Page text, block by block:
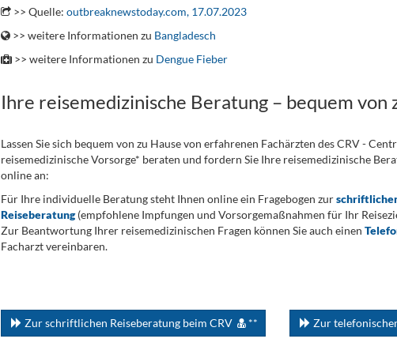
>> Quelle: outbreaknewstoday.com, 17.07.2023
>> weitere Informationen zu Bangladesch
>> weitere Informationen zu Dengue Fieber
Ihre reisemedizinische Beratung – bequem von
Lassen Sie sich bequem von zu Hause von erfahrenen Fachärzten des CRV -
reisemedizinische Vorsorge* beraten und fordern Sie Ihre reisemedizinische
online an:
Für Ihre individuelle Beratung steht Ihnen online ein Fragebogen zur
Reiseberatung(empfohlene Impfungen und Vorsorgemaßnahmen für Ihr
Zur Beantwortung Ihrer reisemedizinischen Fragen können Sie auch einen
Facharzt vereinbaren.
Zur schriftlichen Reiseberatung beim CRV ** Zur